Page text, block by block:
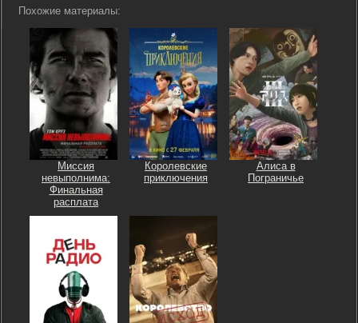
Похожие материалы:
Миссия
невыполнима:
Финальная
расплата
Королевские
приключения
Алиса в
Пограничье